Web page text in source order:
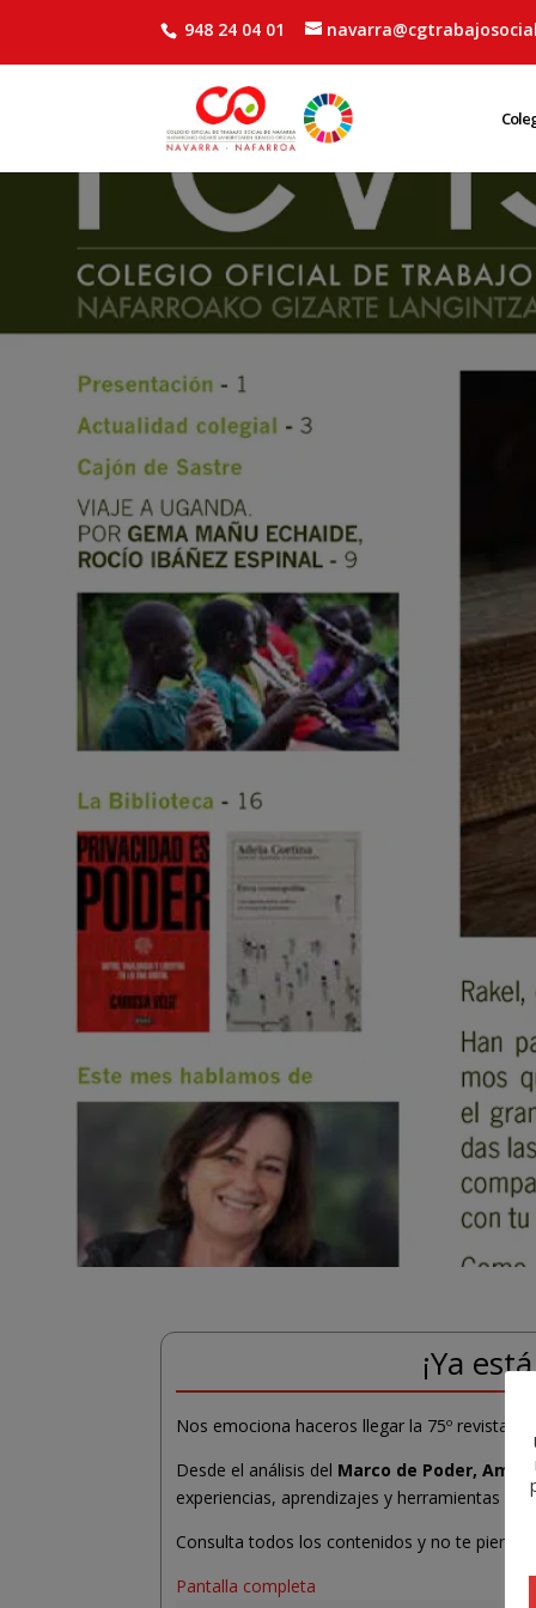
948 24 04 01
¡Ya
Nos emociona haceros llegar la 75º revista
Desde el análisis del Marco de Poder,
experiencias, aprendizajes y herramientas
Consulta todos los contenidos y no te pierdas
Pantalla completa